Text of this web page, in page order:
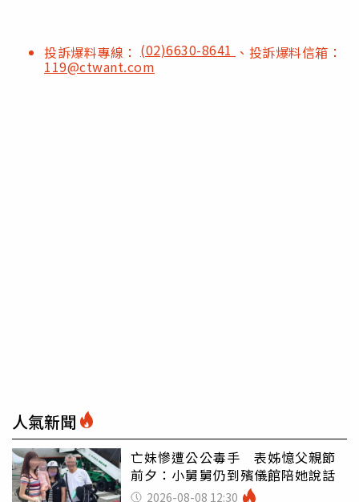
投訴爆料專線： (02)6630-8641 、投訴爆料信箱：
119@ctwant.com
人氣新聞
亡妹慘遭公公毒手 表姊憶父親節
前夕：小舅舅仍到殯儀館陪她說話
2026-08-08 12:30